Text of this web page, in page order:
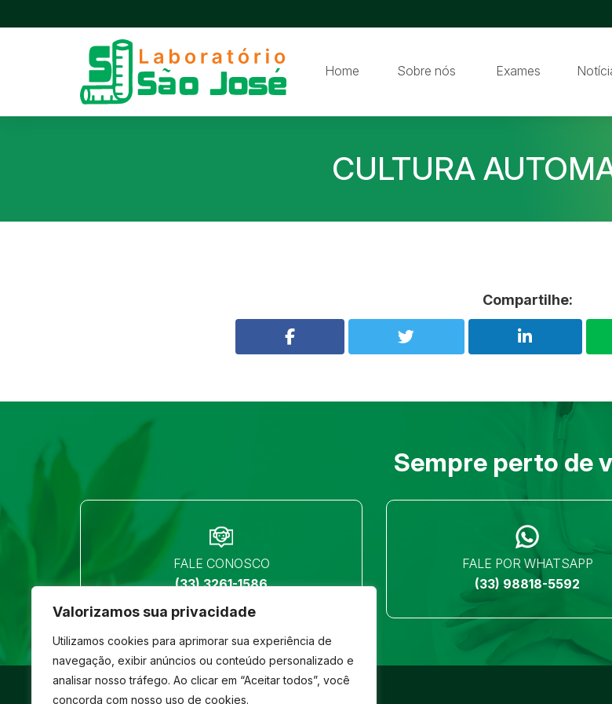
Valorizamos sua privacidade
Utilizamos cookies para aprimorar sua experiência de
navegação, exibir anúncios ou conteúdo personalizado e
analisar nosso tráfego. Ao clicar em “Aceitar todos”, você
concorda com nosso uso de cookies.
Home Sobre nós Exames
CULTURA
Compartilhe:
Sempre perto de
FALE CONOSCO
(33) 3261-1586
FALE POR WHATSAPP
(33) 98818-5592
© São José- Todos os direitos reservados